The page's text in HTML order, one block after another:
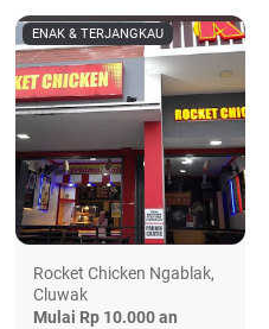
Rocket Chicken Ngablak,
Cluwak
Mulai Rp 10.000 an
ENAK & TERJANGKAU